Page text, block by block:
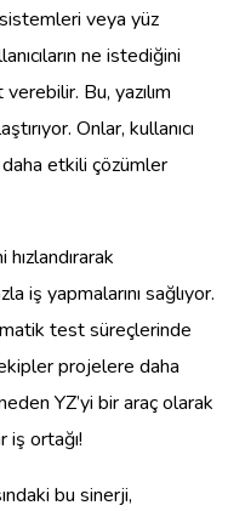
veya yüz
ne istediğini
Bu, yazılım
Onlar, kullanıcı
daha etkili çözümler
iş yapmalarını sağlıyor.
test süreçlerinde
projelere daha
YZ’yi bir araç olarak
iş ortağı!
bu sinerji,